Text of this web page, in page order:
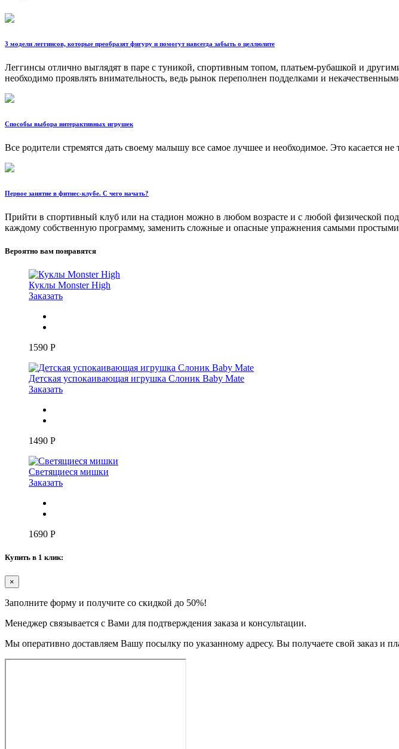
3 модели леггинсов, которые преобразят фигуру и помогут навсегда забыть о целлюлите
Леггинсы отлично выглядят в паре с туникой, спортивным топом, платьем-рубашкой и
необходимо проявлять внимательность, ведь рынок переполнен подделками и
Способы выбора интерактивных игрушек
Все родители стремятся дать своему малышу все самое лучшее и необходимое. Это касается
Первое занятие в фитнес-клубе. С чего начать?
Прийти в спортивный клуб или на стадион можно в любом возрасте и с любой физической
каждому собственную программу, заменить сложные и опасные упражнения самыми
Вероятно вам понравятся
Куклы Monster High
Заказать
1590 Р
Детская успокаивающая игрушка Слоник Baby Mate
Заказать
1490 Р
Светящиеся мишки
Заказать
1690 Р
Купить в 1 клик:
×
Заполните форму и получите со скидкой до 50%!
Менеджер связывается с Вами для подтверждения заказа и консультации.
Мы оперативно доставляем Вашу посылку по указанному адресу. Вы получаете свой заказ и